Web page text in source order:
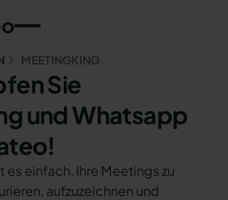
MEETINGKING
Sie
und Whatsapp
einfach, Ihre Meetings zu
aufzuzeichnen und